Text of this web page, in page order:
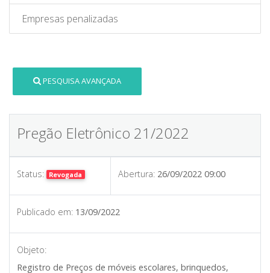
Empresas penalizadas
PESQUISA AVANÇADA
Pregão Eletrônico 21/2022
Status: Revogada Abertura: 26/09/2022 09:00
Publicado em: 13/09/2022
Objeto:
Registro de Preços de móveis escolares, brinquedos,